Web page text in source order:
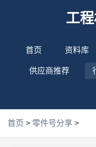
工
首页 资料库
供应商推荐
首页 > 零件号分享 >